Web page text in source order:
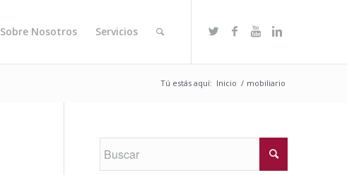
Sobre Nosotros Servicios
Tú estás aquí: Inicio / mobiliario